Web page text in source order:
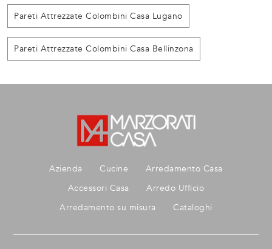
Pareti Attrezzate Colombini Casa Lugano
Pareti Attrezzate Colombini Casa Bellinzona
Azienda Cucine
Arredamento Casa
Accessori Casa
Arredo Ufficio
Arredamento su misura
Cataloghi